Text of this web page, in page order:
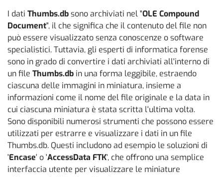
I dati Thumbs.dbsono archiviati nel "OLE Compound
Document", il che significa che il contenuto del file non
può essere visualizzato senza conoscenze o software
specialistici. Tuttavia, gli esperti di informatica forense
sono in grado di convertire i dati archiviati all'interno di
un file Thumbs.db in una forma leggibile, estraendo
ciascuna delle immagini in miniatura, insieme a
informazioni come il nome del file originale e la data in
cui ciascuna miniatura è stata scritta l'ultima volta.
Sono disponibili numerosi strumenti che possono essere
utilizzati per estrarre e visualizzare i dati in un file
Thumbs.db. Questi includono ad esempio le soluzioni di
'Encase' o 'AccessData FTK', che offrono una semplice
interfaccia utente per visualizzare le miniature